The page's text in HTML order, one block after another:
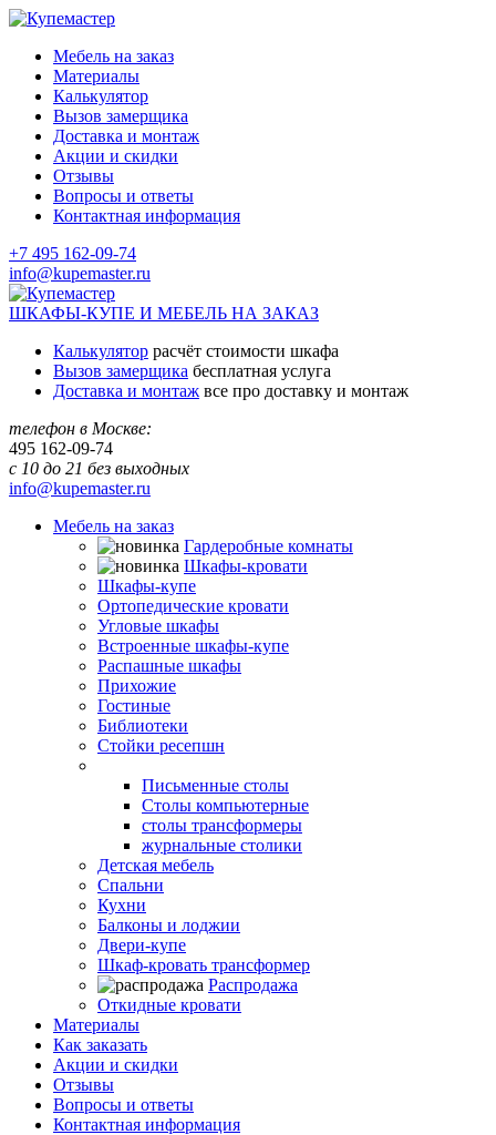
Мебель на заказ
Материалы
Калькулятор
Вызов замерщика
Доставка и монтаж
Акции и скидки
Отзывы
Вопросы и ответы
Контактная информация
+7 495 162-09-74
info@kupemaster.ru
ШКАФЫ-КУПЕ И МЕБЕЛЬ НА ЗАКАЗ
Калькулятор расчёт стоимости шкафа
Вызов замерщика бесплатная услуга
Доставка и монтаж все про доставку и монтаж
телефон в Москве:
495 162-09-74
с 10 до 21 без выходных
info@kupemaster.ru
Мебель на заказ
Гардеробные комнаты
Шкафы-кровати
Шкафы-купе
Ортопедические кровати
Угловые шкафы
Встроенные шкафы-купе
Распашные шкафы
Прихожие
Гостиные
Библиотеки
Стойки ресепшн
Письменные столы
Столы компьютерные
столы трансформеры
журнальные столики
Детская мебель
Спальни
Кухни
Балконы и лоджии
Двери-купе
Шкаф-кровать трансформер
Распродажа
Откидные кровати
Материалы
Как заказать
Акции и скидки
Отзывы
Вопросы и ответы
Контактная информация